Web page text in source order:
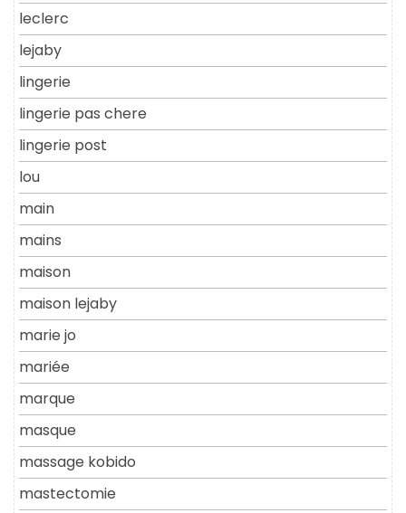
leclerc
lejaby
lingerie
lingerie pas chere
lingerie post
lou
main
mains
maison
maison lejaby
marie jo
mariée
marque
masque
massage kobido
mastectomie